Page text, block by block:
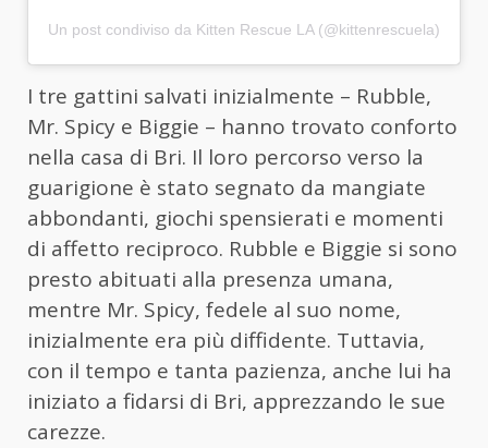
Un post condiviso da Kitten Rescue LA (@kittenrescuela)
I tre gattini salvati inizialmente – Rubble,
Mr. Spicy e Biggie – hanno trovato conforto
nella casa di Bri. Il loro percorso verso la
guarigione è stato segnato da mangiate
abbondanti, giochi spensierati e momenti
di affetto reciproco. Rubble e Biggie si sono
presto abituati alla presenza umana,
mentre Mr. Spicy, fedele al suo nome,
inizialmente era più diffidente. Tuttavia,
con il tempo e tanta pazienza, anche lui ha
iniziato a fidarsi di Bri, apprezzando le sue
carezze.